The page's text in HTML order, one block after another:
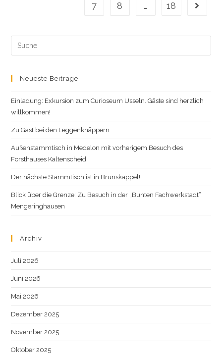
Winterberg.
7 8 … 18 Gehe
Search
this
Neueste Beiträge
Einladung: Exkursion zum Curioseum Usseln. Gäste sind herzlich
willkommen!
Zu Gast bei den Leggenknäppern
Außenstammtisch in Medelon mit vorherigem Besuch des
Forsthauses Kaltenscheid
Der nächste Stammtisch ist in Brunskappel!
Blick über die Grenze: Zu Besuch in der „Bunten Fachwerkstadt“
Mengeringhausen
Archiv
Juli 2026
Juni 2026
Mai 2026
Dezember 2025
November 2025
Oktober 2025